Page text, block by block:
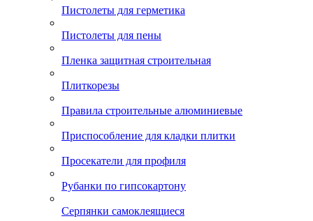
Пистолеты для герметика
Пистолеты для пены
Пленка защитная строительная
Плиткорезы
Правила строительные алюминиевые
Приспособление для кладки плитки
Просекатели для профиля
Рубанки по гипсокартону
Серпянки самоклеящиеся